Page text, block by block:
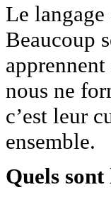
Le langage
Beaucoup
nous ne
c’est leur
ensemble.
Quels